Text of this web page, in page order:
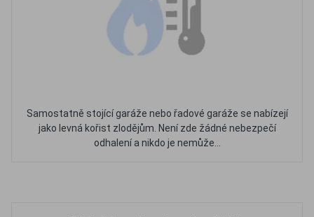
Samostatně stojící garáže nebo řadové garáže se nabízejí
jako levná kořist zlodějům. Není zde žádné nebezpečí
odhalení a nikdo je nemůže...